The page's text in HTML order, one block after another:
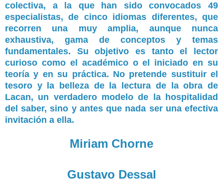
colectiva, a la que han sido convocados 49
especialistas, de cinco idiomas diferentes, que
recorren una muy amplia, aunque nunca
exhaustiva, gama de conceptos y temas
fundamentales. Su objetivo es tanto el lector
curioso como el académico o el iniciado en su
teoría y en su práctica. No pretende sustituir el
tesoro y la belleza de la lectura de la obra de
Lacan, un verdadero modelo de la hospitalidad
del saber, sino y antes que nada ser una efectiva
invitación a ella.
Miriam Chorne
Gustavo Dessal